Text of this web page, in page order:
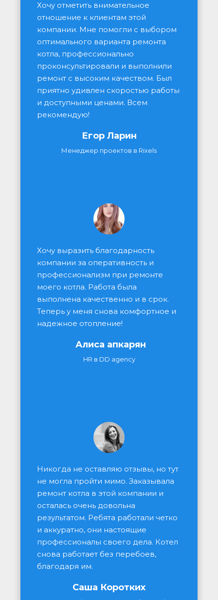
Хочу выразить благодарность
компании за оперативность и
профессионализм при ремонте
моего котла. Работа была
выполнена качественно и в срок.
Теперь у меня снова комфортное и
надежное отопление!
Алиса апкарян
HR в DD agency
Егор Ларин
Менеджер проектов в Rixels
Хочу отметить внимательное
отношение к клиентам этой
компании. Мне помогли с выбором
оптимального варианта ремонта
котла, профессионально
проконсультировали и выполнили
ремонт с высоким качеством. Был
приятно удивлен скоростью работы
и доступными ценами. Всем
рекомендую!
Никогда не оставляю отзывы, но тут
не могла пройти мимо. Заказывала
ремонт котла в этой компании и
осталась очень довольна
результатом. Ребята работали четко
и аккуратно, они настоящие
профессионалы своего дела. Котел
снова работает без перебоев,
благодаря им.
Саша Коротких